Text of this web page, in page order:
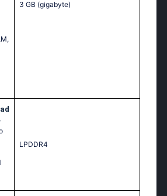
3 GB (gigabyte)
LPDDR4